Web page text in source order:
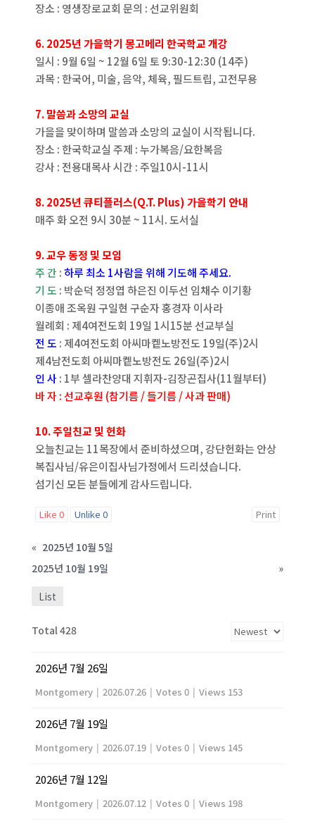
장소 : 영생장로교회 문의 : 선교위원회
6. 2025년 가을학기 몽고메리 한국학교 개강
일시 : 9월 6일 ~ 12월 6일 토 9:30-12:30 (14주)
과목 : 한국어, 미술, 음악, 체육, 필드트립, 고전무용
7. 말씀과 소망의 교실
가을을 맞이하며 말씀과 소망의 교실이 시작됩니다.
장소 : 한국학교실 주제 : 누가복음/요한복음
강사 : 전용대목사 시간 : 주일10시-11시
8. 2025년 큐티플러스(Q.T. Plus) 가을학기 안내
매주 화 오전 9시 30분 ~ 11시. 도서실
9. 교우 동정 및 모임
주 간 :하루 최소 1사람을 위해 기도해 주세요.
기 도 : 박순덕 정정엽 하은진 이두선 임채수 이기황
이종애 조옥원 구일현 구순자 홍경자 이사라
월례회 : 제4여전도회 19일 1시15분 선교부실
전 도 : 제4여전도회 아씨마켙노방전도 19일(주)2시
제4남전도회 아씨마켙노방전도 26일(주)2시
인 사: 1부 셀라찬양대 지휘자-김장곤집사(11월부터)
바 자 : 선교후원 (참기름 / 들기름 / 사과 판매)
10. 주일친교 및 헌화
오늘친교는 11목장에서 준비하셨으며, 강단헌화는 안상
복집사님/유은이집사님가정에서 드리셨습니다.
섬기신 모든 분들에게 감사드립니다.
Like 0 Unlike 0 Print
« 2025년 10월 5일
2025년 10월 19일
»
List
Total 428
2026년 7월 26일
Montgomery | 2026.07.26 | Votes 0 | Views 153
2026년 7월 19일
Montgomery | 2026.07.19 | Votes 0 | Views 145
2026년 7월 12일
Montgomery | 2026.07.12 | Votes 0 | Views 198